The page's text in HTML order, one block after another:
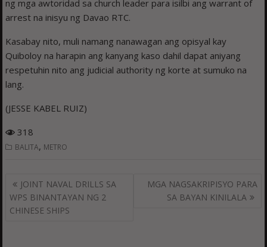
ng mga awtoridad sa church leader para isilbi ang warrant of
arrest na inisyu ng Davao RTC.
Kasabay nito, muli namang nanawagan ang opisyal kay
Quiboloy na harapin ang kanyang kaso dahil dapat aniyang
respetuhin nito ang judicial authority ng korte at sumuko na
lang.
(JESSE KABEL RUIZ)
318
BALITA, METRO
Post
navigation
JOINT NAVAL DRILLS SA
WPS BINANTAYAN NG 2
CHINESE SHIPS
MGA NAGSAKRIPISYO PARA
SA BAYAN KINILALA